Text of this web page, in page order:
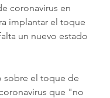
coronavirus en
implantar el toque
un nuevo estado
sobre el toque de
que "no